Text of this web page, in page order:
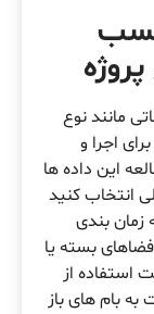
مانند نوع
اجرا و
این داده ها
انتخاب کنید
زمان بندی
بسته یا
استفاده از
بام های باز